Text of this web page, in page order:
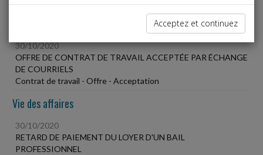
30/10/2020
OFFRE DE CONTRAT DE TRAVAIL ACCEPTÉE PAR ÉCHANGE
DE COURRIELS
Contrat de travail - Offre - Acceptation
Vie des affaires
30/10/2020
RETARD DE PAIEMENT DU LOYER D'UN BAIL
PROFESSIONNEL
Acceptez et continuez